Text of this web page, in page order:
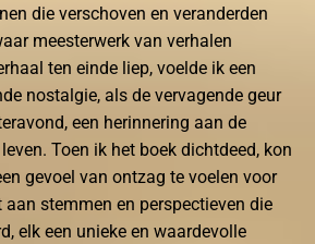
die verschoven en veranderden
meesterwerk van verhalen
ten einde liep, voelde ik een
nostalgie, als de vervagende geur
een herinnering aan de
Toen ik het boek dichtdeed, kon
gevoel van ontzag te voelen voor
stemmen en perspectieven die
elk een unieke en waardevolle